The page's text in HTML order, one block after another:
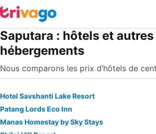
Saputara : hôtels et autres
hébergements
Nous comparons les prix d’hôtels de
Hotel Savshanti Lake Resort
Patang Lords Eco Inn
Manas Homestay by Sky Stays